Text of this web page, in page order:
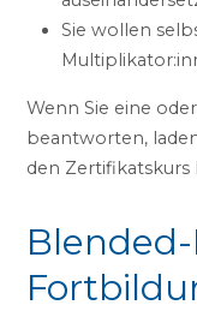
Sie wollen
Wenn Sie eine
beantworten,
den Zertifikatskurs